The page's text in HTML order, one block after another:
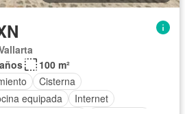
100 m²
Cisterna
equipada
Internet